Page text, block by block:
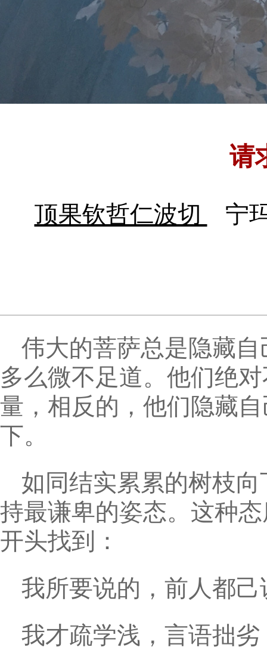
请
顶果钦哲仁波切 宁
伟大的菩萨总是隐藏
多么微不足道。他们绝
量，相反的，他们隐藏
下。
如同结实累累的树枝
持最谦卑的姿态。这种
开头找到：
我所要说的，前人都己
我才疏学浅，言语拙劣